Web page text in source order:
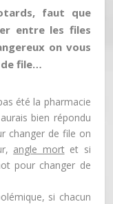
faut que
entre les files
on vous
de file…
été la pharmacie
bien répondu
changer de file on
angle mortet si
pour changer de
si chacun